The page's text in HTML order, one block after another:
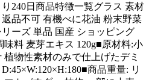
240日商品特徴一覧グラス 素材
品不可 有機べに花油 粉末野菜
ーズ 単品 国産 ショッピング
味料 麦芽エキス 120g■原材料:小
植物性素材のみで仕上げたデミ
商品重量: リ